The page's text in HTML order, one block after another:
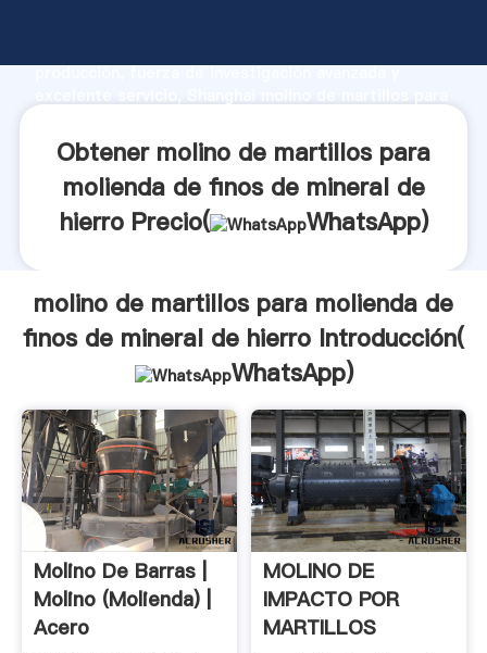
producción, fuerza de investigación avanzada y
crea el valor y aporta valores a todos los clientes.
Obtener molino de martillos para
molienda de finos de mineral de
hierro Precio(
WhatsApp)
molino de martillos para molienda de
finos de mineral de hierro Introducción(
WhatsApp)
Molino De Barras |
Molino (molienda) |
Acero
MOLINO DE
IMPACTO POR
MARTILLOS